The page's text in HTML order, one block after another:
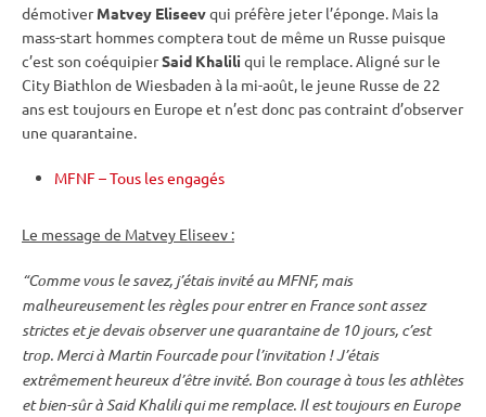
démotiverMatvey Eliseevqui préfère jeter l’éponge. Mais la
mass-start hommes comptera tout de même un Russe puisque
c’est son coéquipierSaid Khalili qui le remplace. Aligné sur le
City Biathlon de Wiesbaden à la mi-août, le jeune Russe de 22
ans est toujours en Europe et n’est donc pas contraint d’observer
une quarantaine.
MFNF – Tous les engagés
Le message de Matvey Eliseev :
“Comme vous le savez, j’étais invité au MFNF, mais
malheureusement les règles pour entrer en France sont assez
strictes et je devais observer une quarantaine de 10 jours, c’est
trop. Merci à Martin Fourcade pour l’invitation ! J’étais
extrêmement heureux d’être invité. Bon courage à tous les athlètes
et bien-sûr à Said Khalili qui me remplace. Il est toujours en Europe